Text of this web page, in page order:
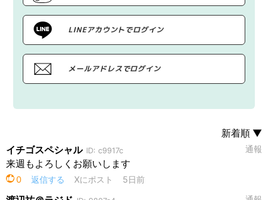
LINEアカウントでログイン
メールアドレスでログイン